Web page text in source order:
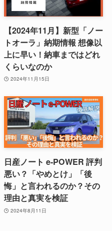
【2024年11月】新型「ノー
トオーラ」納期情報 想像以
上に早い！納車まではどれ
くらいなのか
2024年11月15日
日産ノート e-POWER 評判
悪い？「やめとけ」「後
悔」と言われるのか？その
理由と真実を検証
2024年8月11日